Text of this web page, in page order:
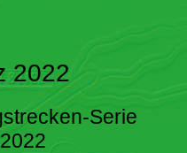
2022
Serie